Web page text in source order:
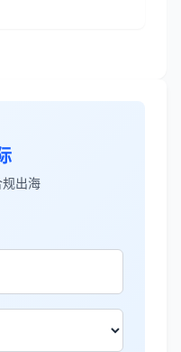
出海
了泰国公司注
国建厂的所有法
业。